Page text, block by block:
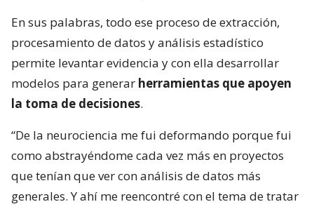
En sus palabras, todo ese proceso de extracción,
procesamiento de datos y análisis estadístico
permite levantar evidencia y con ella desarrollar
modelos para generar herramientas que apoyen
la toma de decisiones.
“De la neurociencia me fui deformando porque fui
como abstrayéndome cada vez más en proyectos
que tenían que ver con análisis de datos más
generales. Y ahí me reencontré con el tema de tratar